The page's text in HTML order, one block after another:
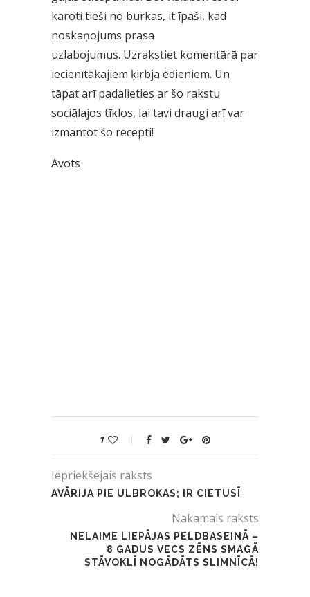
karoti tieši no burkas, it īpaši, kad
noskaņojums prasa
uzlabojumus. Uzrakstiet komentārā par
iecienītākajiem ķirbja ēdieniem. Un
tāpat arī padalieties ar šo rakstu
sociālajos tīklos, lai tavi draugi arī var
izmantot šo recepti!
Avots
1
Iepriekšējais raksts
AVĀRIJA PIE ULBROKAS; IR CIETUSĪ
Nākamais raksts
NELAIME LIEPĀJAS PELDBASEINĀ –
8 GADUS VECS ZĒNS SMAGĀ
STĀVOKLĪ NOGĀDĀTS SLIMNĪCĀ!